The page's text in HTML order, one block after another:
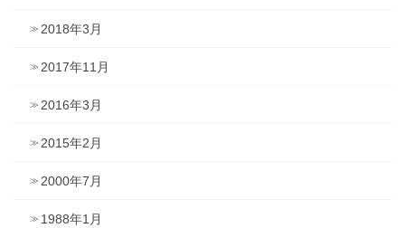
2018年3月
2017年11月
2016年3月
2015年2月
2000年7月
1988年1月